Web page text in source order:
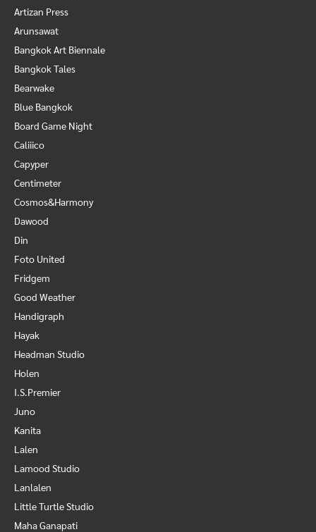
Artizan Press
Arunsawat
Bangkok Art Biennale
Bangkok Tales
Bearwake
Blue Bangkok
Board Game Night
Caliiico
Capyper
Centimeter
Cosmos&Harmony
Dawood
Din
Foto United
Fridgem
Good Weather
Handigraph
Hayak
Headman Studio
Holen
I.S.Premier
Juno
Kanita
Lalen
Lamood Studio
Lanlalen
Little Turtle Studio
Maha Ganapati